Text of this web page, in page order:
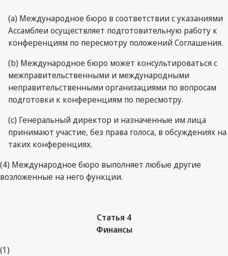
(a) Международное бюро в соответствии с указаниями
Ассамблеи осуществляет подготовительную работу к
конференциям по пересмотру положений Соглашения.
(b) Международное бюро может консультироваться с
межправительственными и международными
неправительственными организациями по вопросам
подготовки к конференциям по пересмотру.
(c) Генеральный директор и назначенные им лица
принимают участие, без права голоса, в обсуждениях на
таких конференциях.
(4) Международное бюро выполняет любые другие
возложенные на него функции.
Статья 4
Финансы
(1)